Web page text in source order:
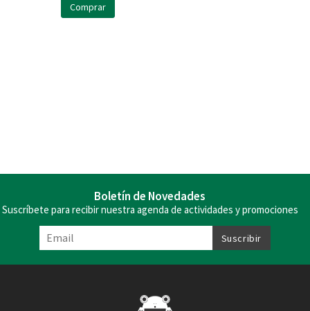
Comprar
Boletín de Novedades
Suscríbete para recibir nuestra agenda de actividades y promociones